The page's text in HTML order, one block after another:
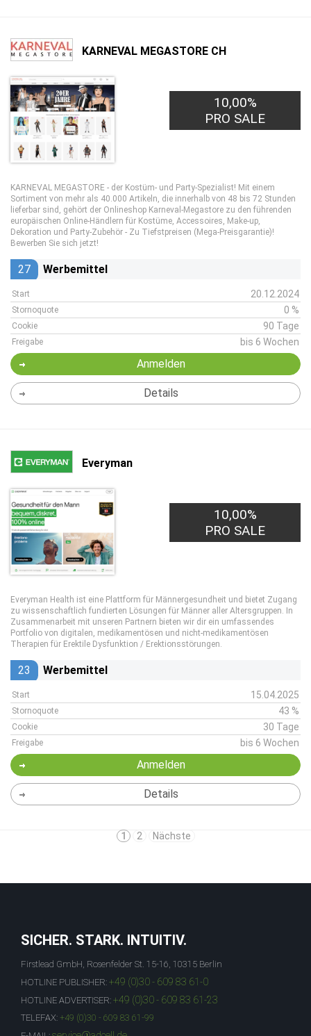
KARNEVAL MEGASTORE CH
10,00%
PRO SALE
KARNEVAL MEGASTORE - der Kostüm- und Party-Spezialist! Mit einem
Sortiment von mehr als 40.000 Artikeln, die innerhalb von 48 bis 72 Stunden
lieferbar sind, gehört der Onlineshop Karneval-Megastore zu den führenden
europäischen Online-Händlern für Kostüme, Accessoires, Make-up,
Dekoration und Party-Zubehör - Zu Tiefstpreisen (Mega-Preisgarantie)!
Bewerben Sie sich jetzt!
27 Werbemittel
Start 20.12.2024
Stornoquote 0 %
Cookie 90 Tage
Freigabe bis 6 Wochen
Anmelden
Details
Everyman
10,00%
PRO SALE
Everyman Health ist eine Plattform für Männergesundheit und bietet Zugang
zu wissenschaftlich fundierten Lösungen für Männer aller Altersgruppen. In
Zusammenarbeit mit unseren Partnern bieten wir dir ein umfassendes
Portfolio von digitalen, medikamentösen und nicht-medikamentösen
Therapien für Erektile Dysfunktion / Erektionsstörungen.
23 Werbemittel
Start 15.04.2025
Stornoquote 43 %
Cookie 30 Tage
Freigabe bis 6 Wochen
Anmelden
Details
1 2 Nächste
SICHER. STARK. INTUITIV.
Firstlead GmbH, Rosenfelder St. 15-16, 10315 Berlin
HOTLINE PUBLISHER: +49 (0)30 - 609 83 61-0
HOTLINE ADVERTISER: +49 (0)30 - 609 83 61-23
TELEFAX: +49 (0)30 - 609 83 61-99